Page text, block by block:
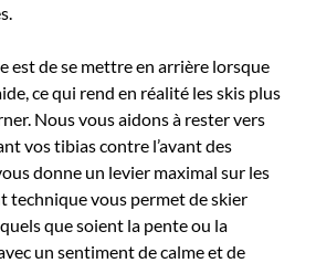
est de se mettre en arrière lorsque
ce qui rend en réalité les skis plus
Nous vous aidons à rester vers
vos tibias contre l’avant des
donne un levier maximal sur les
technique vous permet de skier
que soient la pente ou la
un sentiment de calme et de